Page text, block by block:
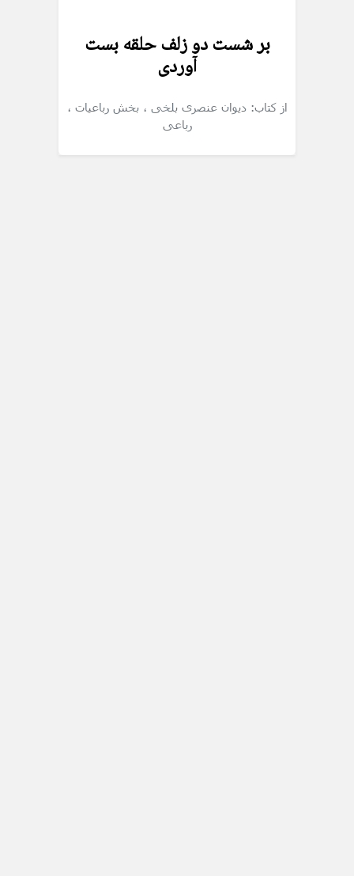
بر شست دو زلف حلقه بست
آوردی
از کتاب: دیوان عنصری بلخی ، بخش رباعیات ،
رباعی